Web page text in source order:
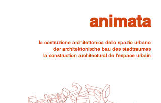
animata
la costruzione architettonica dello spazio urbano
der architektonische bau des stadtraumes
la construction architectural de l'espace urbain